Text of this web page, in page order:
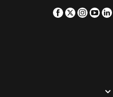
Facebook
Twitter